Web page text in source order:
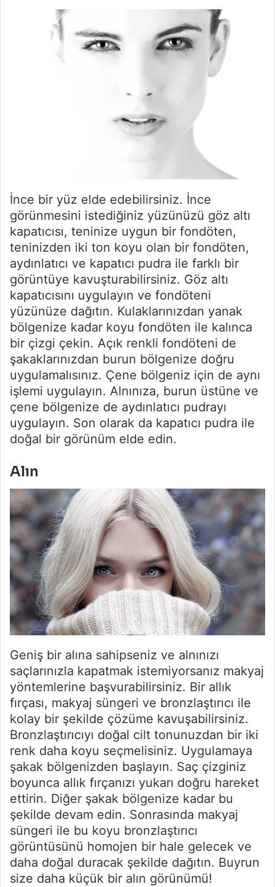
İnce bir yüz elde edebilirsiniz. İnce
görünmesini istediğiniz yüzünüzü göz altı
kapatıcısı, teninize uygun bir fondöten,
teninizden iki ton koyu olan bir fondöten,
aydınlatıcı ve kapatıcı pudra ile farklı bir
görüntüye kavuşturabilirsiniz. Göz altı
kapatıcısını uygulayın ve fondöteni
yüzünüze dağıtın. Kulaklarınızdan yanak
bölgenize kadar koyu fondöten ile kalınca
bir çizgi çekin. Açık renkli fondöteni de
şakaklarınızdan burun bölgenize doğru
uygulamalısınız. Çene bölgeniz için de aynı
işlemi uygulayın. Alnınıza, burun üstüne ve
çene bölgenize de aydınlatıcı pudrayı
uygulayın. Son olarak da kapatıcı pudra ile
doğal bir görünüm elde edin.
Alın
Geniş bir alına sahipseniz ve alnınızı
saçlarınızla kapatmak istemiyorsanız makyaj
yöntemlerine başvurabilirsiniz. Bir allık
fırçası, makyaj süngeri ve bronzlaştırıcı ile
kolay bir şekilde çözüme kavuşabilirsiniz.
Bronzlaştırıcıyı doğal cilt tonunuzdan bir iki
renk daha koyu seçmelisiniz. Uygulamaya
şakak bölgenizden başlayın. Saç çizginiz
boyunca allık fırçanızı yukarı doğru hareket
ettirin. Diğer şakak bölgenize kadar bu
şekilde devam edin. Sonrasında makyaj
süngeri ile bu koyu bronzlaştırıcı
görüntüsünü homojen bir hale gelecek ve
daha doğal duracak şekilde dağıtın. Buyrun
size daha küçük bir alın görünümü!